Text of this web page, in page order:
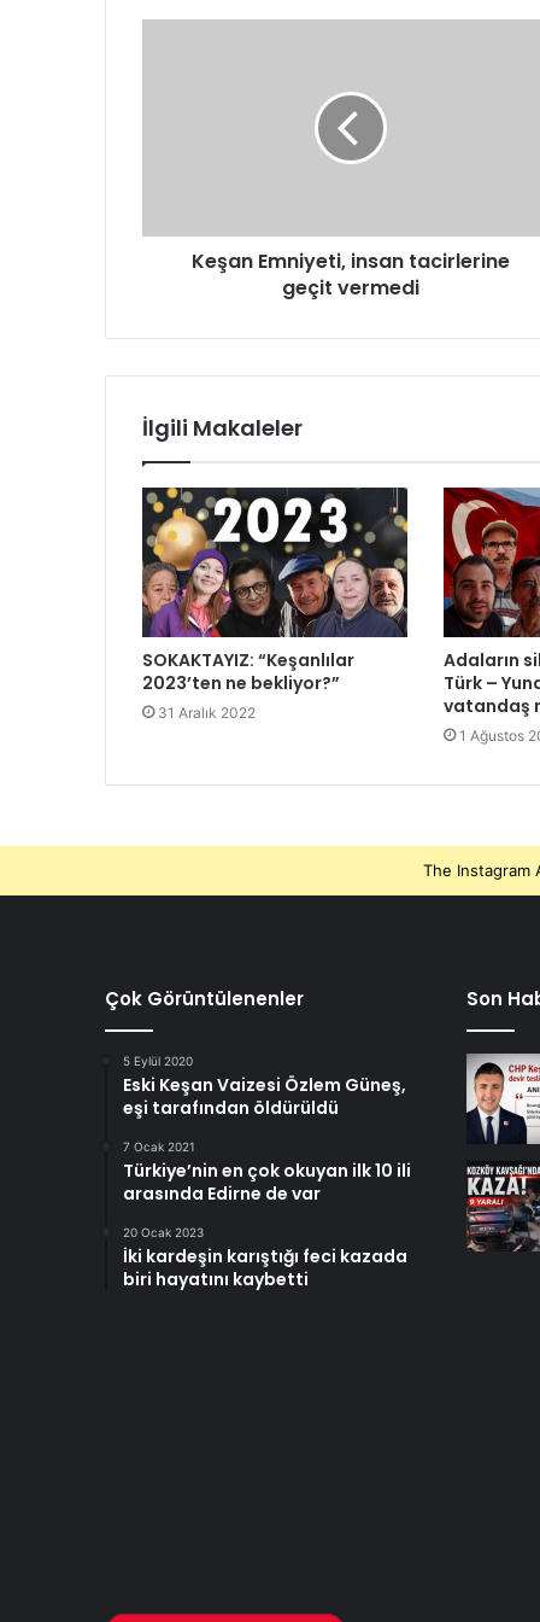
g
n
Keşan Emniyeti, insan tacirlerine
geçit vermedi
İlgili Makaleler
SOKAKTAYIZ: “Keşanlılar
2023’ten ne bekliyor?”
31 Aralık 2022
Adaların
Türk –
vatandaş
1 Ağustos
The Instagram
Çok Görüntülenenler
5 Eylül 2020
Eski Keşan Vaizesi Özlem Güneş,
eşi tarafından öldürüldü
7 Ocak 2021
Türkiye’nin en çok okuyan ilk 10 ili
arasında Edirne de var
20 Ocak 2023
İki kardeşin karıştığı feci kazada
biri hayatını kaybetti
Son